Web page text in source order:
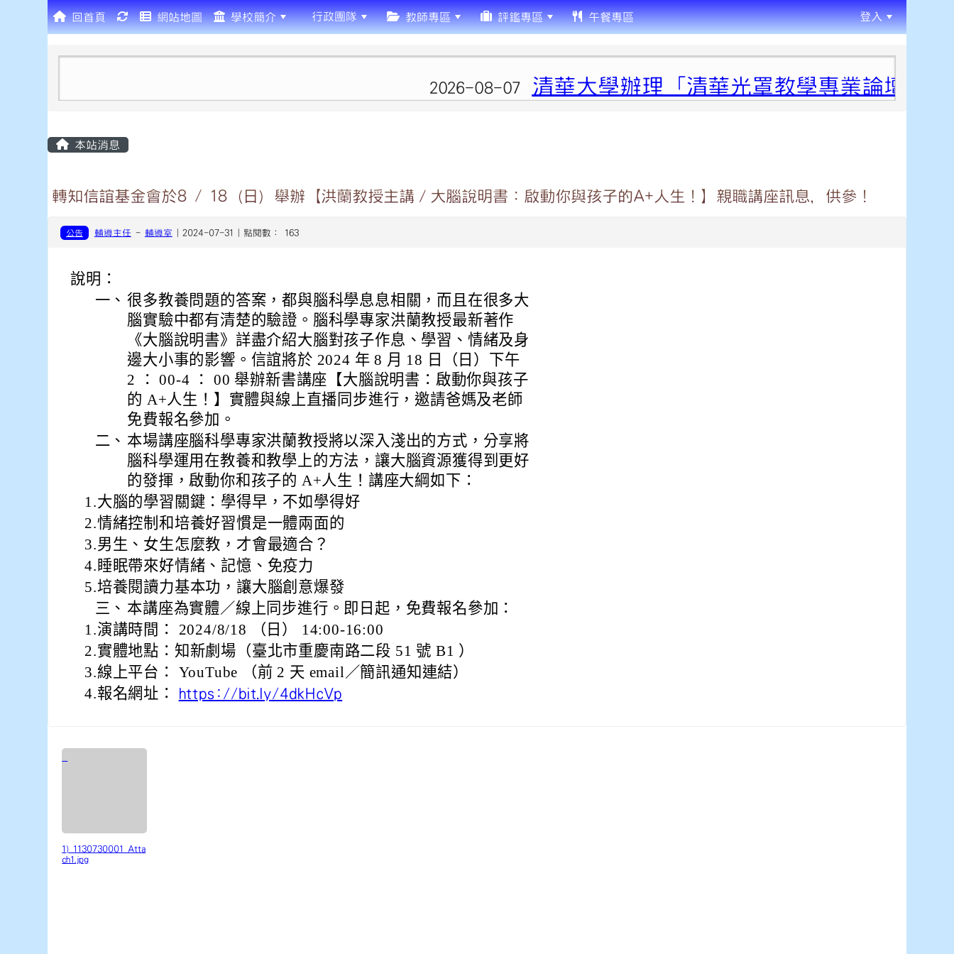
回首頁 網站地圖 學校簡介 行政團隊 教師專區 評鑑專區 午餐專區 登入
2026-08-07 清華大學辦理「清華光罩教學專業論壇（六
本站消息
轉知信誼基金會於8 / 18（日）舉辦【洪蘭教授主講／大腦說明書：啟動你與孩子的A+人生！】親職講座訊息，供參！
公告 輔導主任 - 輔導室 | 2024-07-31 | 點閱數： 163
說明：
一、 很多教養問題的答案，都與腦科學息息相關，而且在很多大
腦實驗中都有清楚的驗證。腦科學專家洪蘭教授最新著作
《大腦說明書》詳盡介紹大腦對孩子作息、學習、情緒及身
邊大小事的影響。信誼將於 2024 年 8 月 18 日（日）下午
2 ： 00-4 ： 00 舉辦新書講座【大腦說明書：啟動你與孩子
的 A+人生！】實體與線上直播同步進行，邀請爸媽及老師
免費報名參加。
二、 本場講座腦科學專家洪蘭教授將以深入淺出的方式，分享將
腦科學運用在教養和教學上的方法，讓大腦資源獲得到更好
的發揮，啟動你和孩子的 A+人生！講座大綱如下：
1.大腦的學習關鍵：學得早，不如學得好
2.情緒控制和培養好習慣是一體兩面的
3.男生、女生怎麼教，才會最適合？
4.睡眠帶來好情緒、記憶、免疫力
5.培養閱讀力基本功，讓大腦創意爆發
三、 本講座為實體／線上同步進行。即日起，免費報名參加：
1.演講時間： 2024/8/18 （日） 14:00-16:00
2.實體地點：知新劇場（臺北市重慶南路二段 51 號 B1 ）
3.線上平台： YouTube （前 2 天 email／簡訊通知連結）
4.報名網址：
https://bit.ly/4dkHcVp
1) 1130730001_Atta
ch1.jpg